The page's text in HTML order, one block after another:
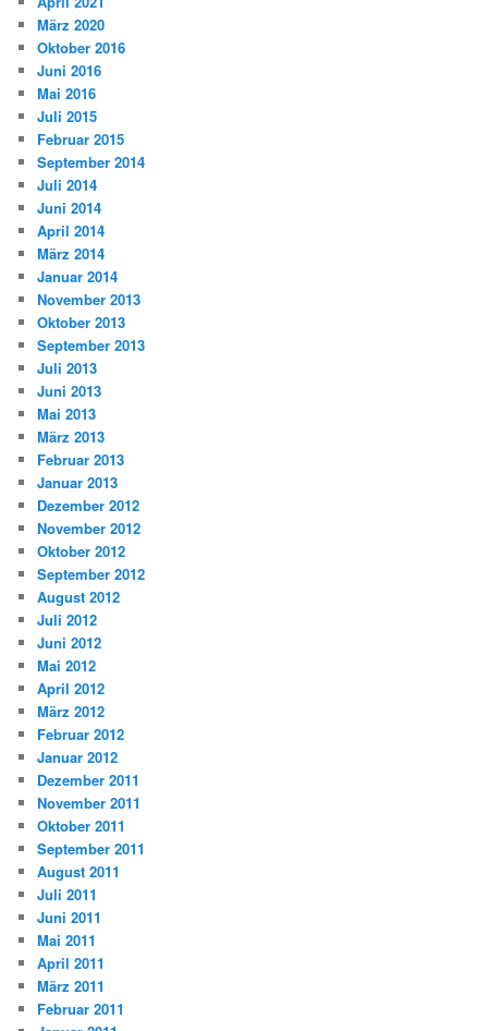
März 2020
Oktober 2016
Juni 2016
Mai 2016
Juli 2015
Februar 2015
September 2014
Juli 2014
Juni 2014
April 2014
März 2014
Januar 2014
November 2013
Oktober 2013
September 2013
Juli 2013
Juni 2013
Mai 2013
März 2013
Februar 2013
Januar 2013
Dezember 2012
November 2012
Oktober 2012
September 2012
August 2012
Juli 2012
Juni 2012
Mai 2012
April 2012
März 2012
Februar 2012
Januar 2012
Dezember 2011
November 2011
Oktober 2011
September 2011
August 2011
Juli 2011
Juni 2011
Mai 2011
April 2011
März 2011
Februar 2011